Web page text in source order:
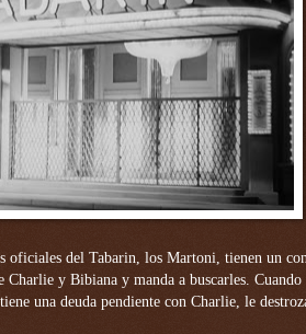
oficiales del Tabarin, los Martoni, tienen un
y Bibiana y manda a buscarles. Cuando
una deuda pendiente con Charlie, le